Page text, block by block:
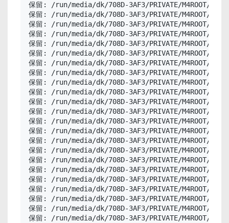
保留: /run/media/dk/708D-3AF3/PRIVATE/M4ROOT/
保留: /run/media/dk/708D-3AF3/PRIVATE/M4ROOT/CLIP/
保留: /run/media/dk/708D-3AF3/PRIVATE/M4ROOT/
保留: /run/media/dk/708D-3AF3/PRIVATE/M4ROOT/CLIP/
保留: /run/media/dk/708D-3AF3/PRIVATE/M4ROOT/
保留: /run/media/dk/708D-3AF3/PRIVATE/M4ROOT/CLIP/
保留: /run/media/dk/708D-3AF3/PRIVATE/M4ROOT/
保留: /run/media/dk/708D-3AF3/PRIVATE/M4ROOT/CLIP/
保留: /run/media/dk/708D-3AF3/PRIVATE/M4ROOT/
保留: /run/media/dk/708D-3AF3/PRIVATE/M4ROOT/CLIP/
保留: /run/media/dk/708D-3AF3/PRIVATE/M4ROOT/
保留: /run/media/dk/708D-3AF3/PRIVATE/M4ROOT/CLIP/
保留: /run/media/dk/708D-3AF3/PRIVATE/M4ROOT/
保留: /run/media/dk/708D-3AF3/PRIVATE/M4ROOT/CLIP/
保留: /run/media/dk/708D-3AF3/PRIVATE/M4ROOT/
保留: /run/media/dk/708D-3AF3/PRIVATE/M4ROOT/CLIP/
保留: /run/media/dk/708D-3AF3/PRIVATE/M4ROOT/
保留: /run/media/dk/708D-3AF3/PRIVATE/M4ROOT/CLIP/
保留: /run/media/dk/708D-3AF3/PRIVATE/M4ROOT/
保留: /run/media/dk/708D-3AF3/PRIVATE/M4ROOT/CLIP/
保留: /run/media/dk/708D-3AF3/PRIVATE/M4ROOT/
保留: /run/media/dk/708D-3AF3/PRIVATE/M4ROOT/CLIP/
保留: /run/media/dk/708D-3AF3/PRIVATE/M4ROOT/